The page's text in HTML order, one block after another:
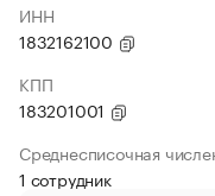
ИНН
1832162100
КПП
183201001
Среднесписочная
1 сотрудник